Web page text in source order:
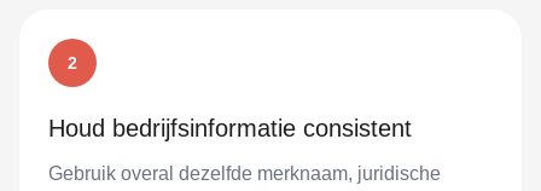
2
Houd bedrijfsinformatie consistent
Gebruik overal dezelfde merknaam, juridische